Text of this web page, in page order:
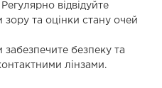
відвідуйте
та оцінки стану очей
безпеку та
лінзами.